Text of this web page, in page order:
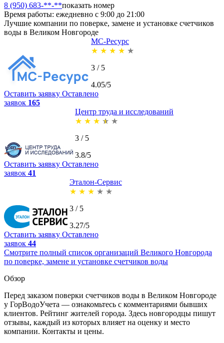
8 (950) 683-**-**показать номер
Время работы: ежедневно с 9:00 до 21:00
Лучшие компании по поверке, замене и установке счетчиков
воды в Великом Новгороде
МС-Ресурс
★ ★ ★ ★ ★
3 / 5
4.05/5
Оставить заявку Оставлено
заявок 165
Центр труда и исследований
★ ★ ★ ★ ★
3 / 5
3.8/5
Оставить заявку Оставлено
заявок 41
Эталон-Сервис
★ ★ ★ ★ ★
3 / 5
3.27/5
Оставить заявку Оставлено
заявок 44
Смотрите полный список организаций Великого Новгорода
по поверке, замене и установке счетчиков воды
Обзор
Перед заказом поверки счетчиков воды в Великом Новгороде
у ГорВодоУчета — ознакомьтесь с комментариями бывших
клиентов. Рейтинг жителей города. Здесь новгородцы пишут
отзывы, каждый из которых влияет на оценку и место
компании. Контакты и цены.